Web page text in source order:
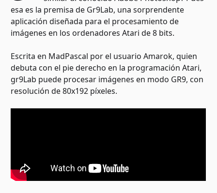
esa es la premisa de Gr9Lab, una sorprendente
aplicación diseñada para el procesamiento de
imágenes en los ordenadores Atari de 8 bits.
Escrita en MadPascal por el usuario Amarok, quien
debuta con el pie derecho en la programación Atari,
gr9Lab puede procesar imágenes en modo GR9, con
resolución de 80x192 píxeles.